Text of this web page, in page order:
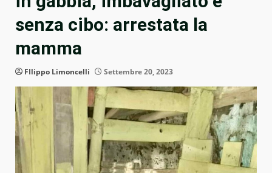
senza cibo: arrestata la
mamma
FIlippo Limoncelli Settembre 20, 2023